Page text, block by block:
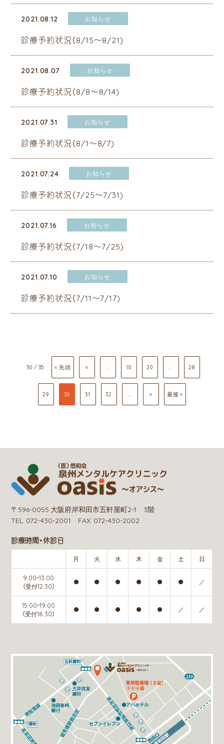
2021.08.12 お知らせ
診療予約状況（8/15～8/21)
2021.08.07 お知らせ
診療予約状況（8/8～8/14)
2021.07.31 お知らせ
診療予約状況（8/1～8/7)
2021.07.24 お知らせ
診療予約状況（7/25～7/31)
2021.07.16 お知らせ
診療予約状況（7/18～7/25)
2021.07.10 お知らせ
診療予約状況（7/11～7/17)
30 / 35 « 先頭 « ... 10 20 ... 28
29 30 31 32 ... » 最後 »
〒596-0055 大阪府岸和田市五軒屋町2-1 3階
TEL. 072-430-2001 FAX. 072-430-2002
診療時間・休診日
月 火 水 木 金 土 日
9:00~13:00
（受付12:30）
● ● ● ● ● ● ／
15:00~19:00
（受付18:30）
● ● ● ● ● ／ ／